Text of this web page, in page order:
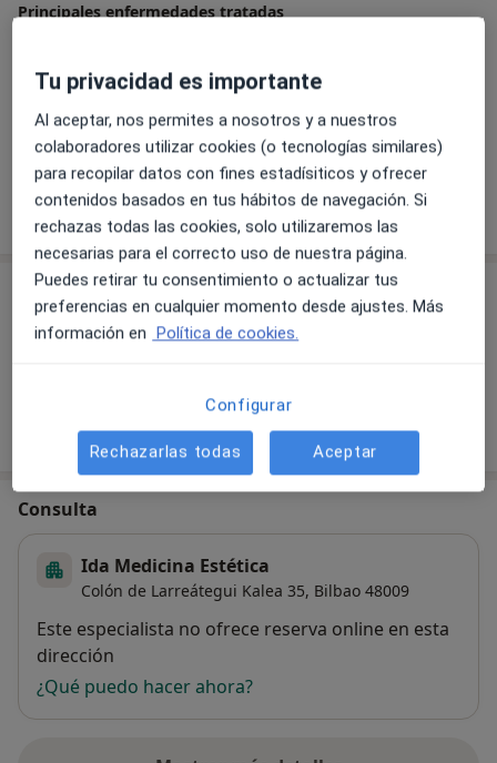
Principales enfermedades tratadas
Estrías abdominales postparto
Bolsas palpebrales
+11a11y_sr_more_diseases
Mostrar más detalles
sobre la experiencia
Servicios y precios
Sin información sobre servicios y precios
sobre sus servicios
Consulta
Ida Medicina Estética
Colón de Larreátegui Kalea 35, Bilbao 48009
Disponibilidad
Este especialista no ofrece reserva online en esta
dirección
¿Qué puedo hacer ahora?
Tu privacidad es importante
Al aceptar, nos permites a nosotros y a nuestros
colaboradores utilizar cookies (o tecnologías similares)
para recopilar datos con fines estadísiticos y ofrecer
contenidos basados en tus hábitos de navegación. Si
rechazas todas las cookies, solo utilizaremos las
necesarias para el correcto uso de nuestra página.
Puedes retirar tu consentimiento o actualizar tus
preferencias en cualquier momento desde ajustes. Más
información en Política de cookies.
Configurar
Rechazarlas todas Aceptar